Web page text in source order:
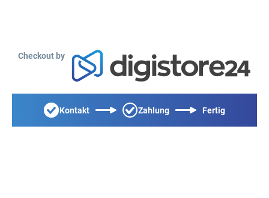
Checkout by
Kontakt Zahlung Fertig